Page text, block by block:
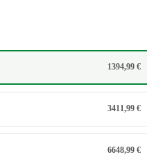
1394,99 €
3411,99 €
6648,99 €